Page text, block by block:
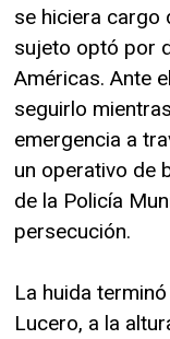
se hiciera cargo
sujeto optó por
Américas. Ante
seguirlo
emergencia a
un operativo de
de la Policía
persecución.
La huida
Lucero, a la